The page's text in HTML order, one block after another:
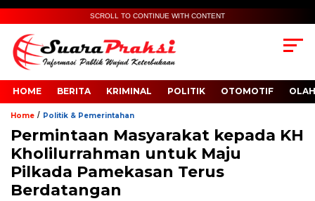
SCROLL TO CONTINUE WITH CONTENT
HOME BERITA KRIMINAL POLITIK OTOMOTIF
Home / Politik & Pemerintahan
Permintaan Masyarakat kepada KH
Kholilurrahman untuk Maju
Pilkada Pamekasan Terus
Berdatangan